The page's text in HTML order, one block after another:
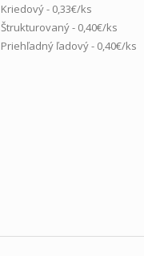
Kriedový - 0,33€/ks
Štrukturovaný - 0,40€/ks
Priehľadný ľadový - 0,40€/ks